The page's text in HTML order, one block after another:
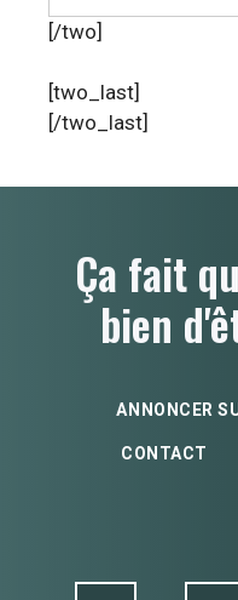
[/two]
[two_last]
[/two_last]
Ça fait
bien
ANNONCER
CONTACT